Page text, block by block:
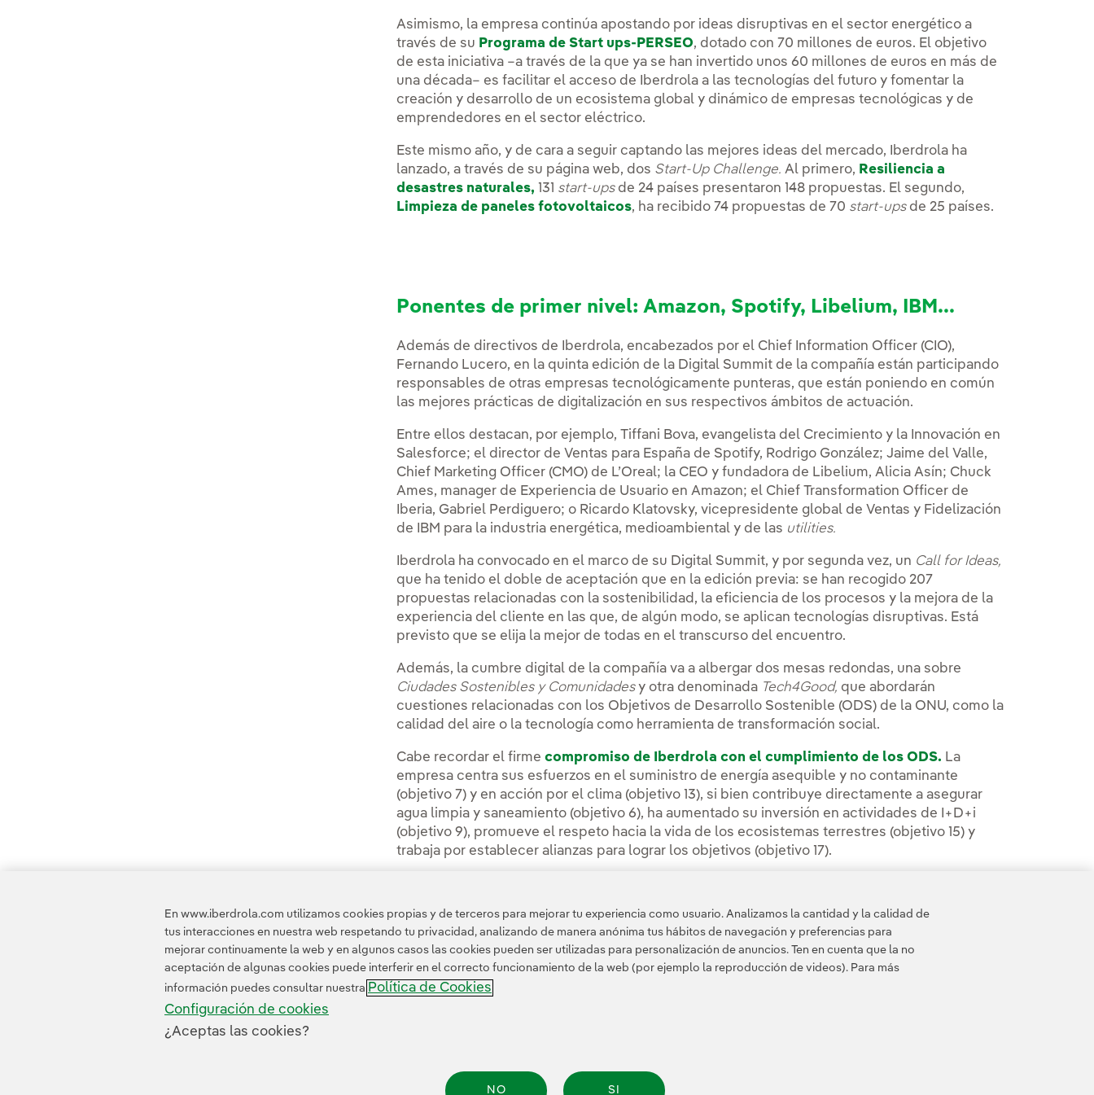
Asimismo, la empresa continúa apostando por ideas disruptivas en el sector energético a
través de su Programa de Start ups-PERSEO, dotado con 70 millones de euros. El objetivo
de esta iniciativa –a través de la que ya se han invertido unos 60 millones de euros en más de
una década– es facilitar el acceso de Iberdrola a las tecnologías del futuro y fomentar la
creación y desarrollo de un ecosistema global y dinámico de empresas tecnológicas y de
emprendedores en el sector eléctrico.
Este mismo año, y de cara a seguir captando las mejores ideas del mercado, Iberdrola ha
lanzado, a través de su página web, dos Start-Up Challenge. Al primero, Resiliencia a
desastres naturales, 131 start-upsde 24 países presentaron 148 propuestas. El segundo,
Limpieza de paneles fotovoltaicos, ha recibido 74 propuestas de 70 start-upsde 25 países.
Ponentes de primer nivel: Amazon, Spotify, Libelium, IBM...
Además de directivos de Iberdrola, encabezados por el Chief Information Officer (CIO),
Fernando Lucero, en la quinta edición de la Digital Summit de la compañía están participando
responsables de otras empresas tecnológicamente punteras, que están poniendo en común
las mejores prácticas de digitalización en sus respectivos ámbitos de actuación.
Entre ellos destacan, por ejemplo, Tiffani Bova, evangelista del Crecimiento y la Innovación en
Salesforce; el director de Ventas para España de Spotify, Rodrigo González; Jaime del Valle,
Chief Marketing Officer (CMO) de L’Oreal; la CEO y fundadora de Libelium, Alicia Asín; Chuck
Ames, manager de Experiencia de Usuario en Amazon; el Chief Transformation Officer de
Iberia, Gabriel Perdiguero; o Ricardo Klatovsky, vicepresidente global de Ventas y Fidelización
de IBM para la industria energética, medioambiental y de las utilities.
Iberdrola ha convocado en el marco de su Digital Summit, y por segunda vez, un Call for Ideas,
que ha tenido el doble de aceptación que en la edición previa: se han recogido 207
propuestas relacionadas con la sostenibilidad, la eficiencia de los procesos y la mejora de la
experiencia del cliente en las que, de algún modo, se aplican tecnologías disruptivas. Está
previsto que se elija la mejor de todas en el transcurso del encuentro.
Además, la cumbre digital de la compañía va a albergar dos mesas redondas, una sobre
Ciudades Sostenibles y Comunidadesy otra denominada Tech4Good, que abordarán
cuestiones relacionadas con los Objetivos de Desarrollo Sostenible (ODS) de la ONU, como la
calidad del aire o la tecnología como herramienta de transformación social.
Cabe recordar el firmecompromiso de Iberdrola con el cumplimiento de los ODS. La
empresa centra sus esfuerzos en el suministro de energía asequible y no contaminante
(objetivo 7) y en acción por el clima (objetivo 13), si bien contribuye directamente a asegurar
agua limpia y saneamiento (objetivo 6), ha aumentado su inversión en actividades de I+D+i
(objetivo 9), promueve el respeto hacia la vida de los ecosistemas terrestres (objetivo 15) y
trabaja por establecer alianzas para lograr los objetivos (objetivo 17).
Acceso a información legal
En www.iberdrola.com utilizamos cookies propias y de terceros para mejorar tu experiencia como usuario. Analizamos la cantidad y la calidad de
tus interacciones en nuestra web respetando tu privacidad, analizando de manera anónima tus hábitos de navegación y preferencias para
mejorar continuamente la web y en algunos casos las cookies pueden ser utilizadas para personalización de anuncios. Ten en cuenta que la no
aceptación de algunas cookies puede interferir en el correcto funcionamiento de la web (por ejemplo la reproducción de videos). Para más
información puedes consultar nuestra Política de Cookies
Configuración de cookies
¿Aceptas las cookies?
NO SI